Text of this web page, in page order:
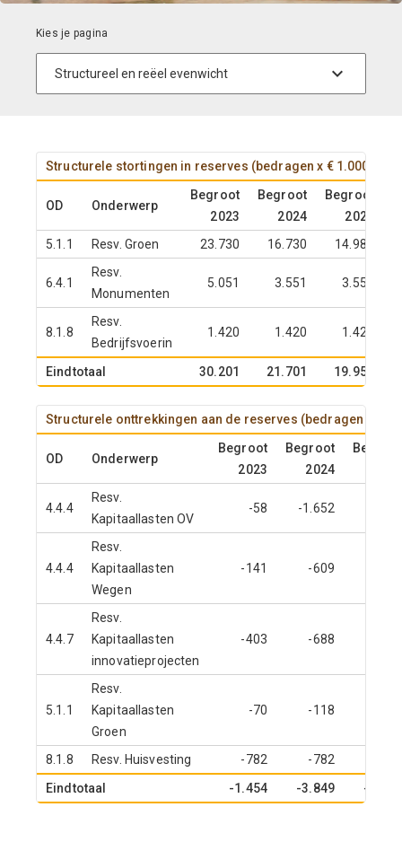
Structurele stortingen in reserves (bedragen x € 1.000)
OD Onderwerp
Begroot
2023
Begroot
2024
Begroot
2025
5.1.1 Resv. Groen 23.730 16.730 14.980
6.4.1
Resv.
Monumenten
5.051 3.551 3.551
8.1.8
Resv.
Bedrijfsvoerin
1.420 1.420 1.420
Eindtotaal 30.201 21.701 19.951
Structurele onttrekkingen aan de reserves (bedragen x €
OD Onderwerp
Begroot
2023
Begroot
2024
Begroot
4.4.4
Resv.
Kapitaallasten OV
-58 -1.652
4.4.4
Resv.
Kapitaallasten
Wegen
-141 -609
4.4.7
Resv.
Kapitaallasten
innovatieprojecten
-403 -688
5.1.1
Resv.
Kapitaallasten
Groen
-70 -118
8.1.8 Resv. Huisvesting -782 -782
Eindtotaal
-1.454 -3.849 -4.211